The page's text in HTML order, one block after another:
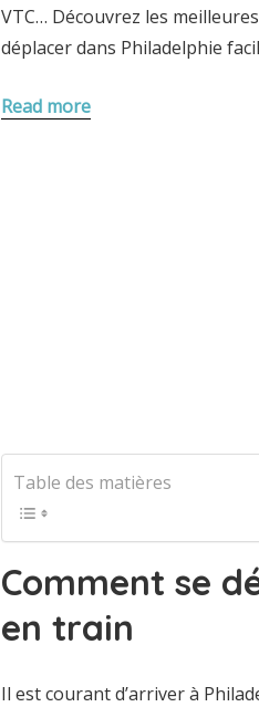
VTC… Découvrez les
déplacer dans Philadelphie
Read more
Table des matières
Comment se
en train
Il est courant d’arriver à